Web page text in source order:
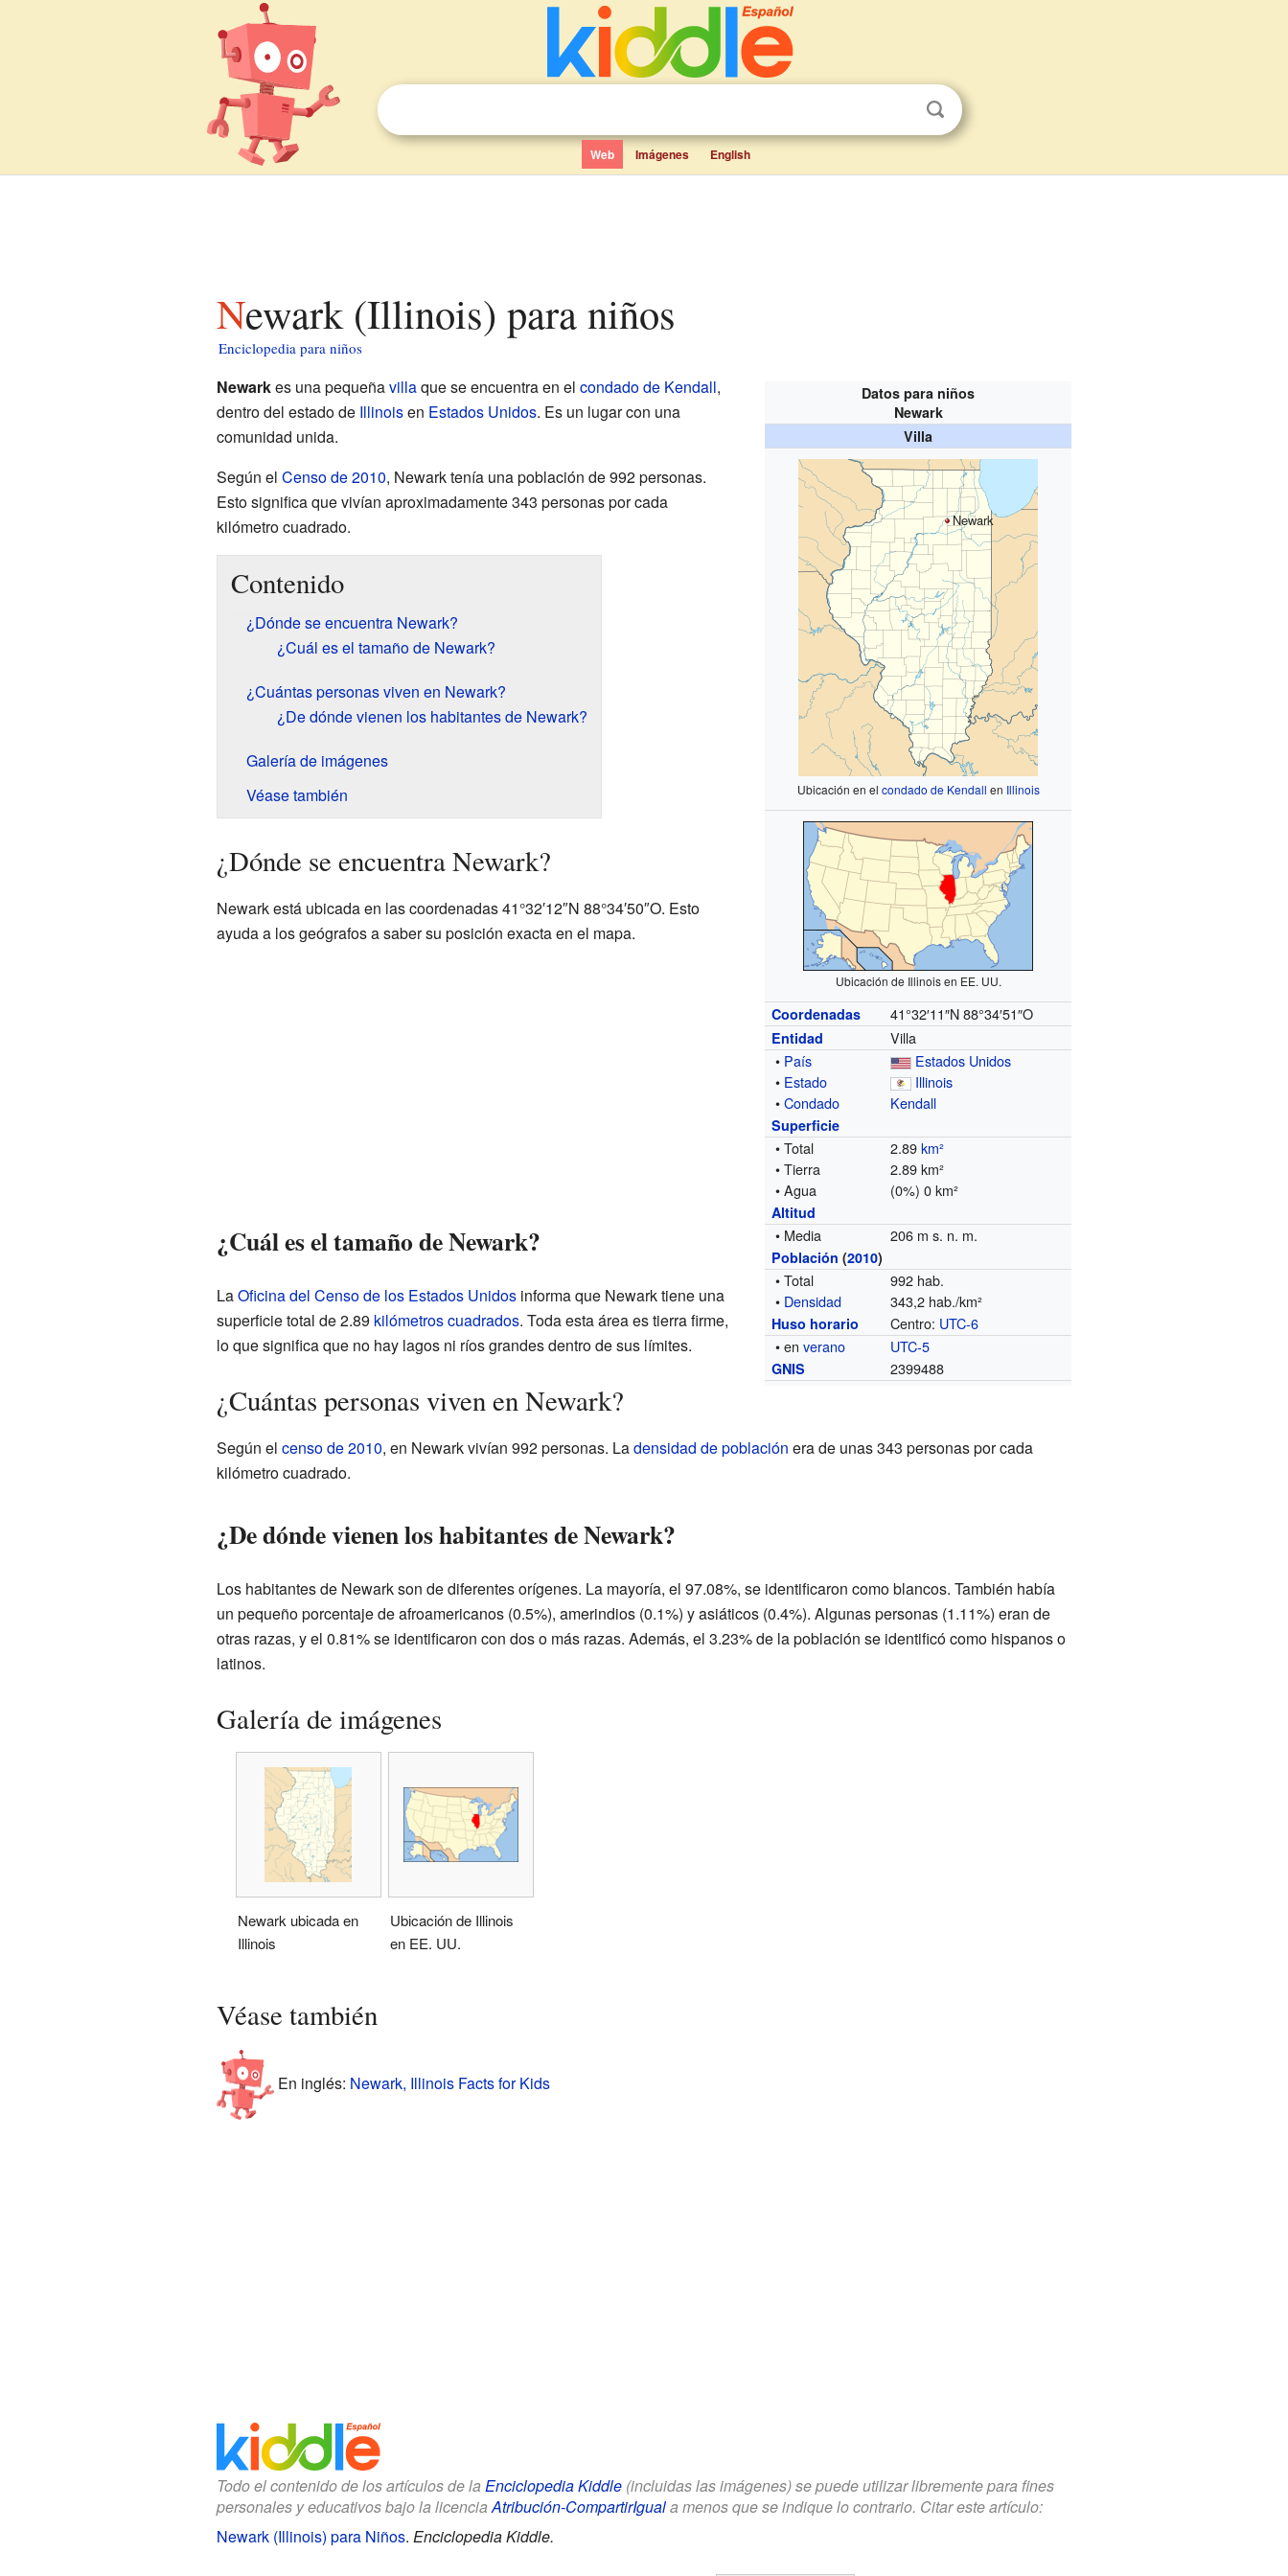
Web Imágenes English
Newark (Illinois) para niños
Enciclopedia para niños
Datos para niños
Newark
Villa
Newark
Ubicación en el condado de Kendall en Illinois
Ubicación de Illinois en EE. UU.
Coordenadas 41°32′11″N 88°34′51″O
Entidad
Villa
• País
Estados Unidos
• Estado
Illinois
•Condado Kendall
Superficie
• Total 2.89km²
• Tierra
2.89 km²
• Agua
(0%) 0 km²
Altitud
• Media 206 m s. n. m.
Población (2010)
• Total
992 hab.
• Densidad 343,2 hab./km²
Huso horario Centro: UTC-6
• enverano UTC-5
GNIS 2399488
Newarkes una pequeñavillaque se encuentra en el condado de Kendall,
dentro del estado de Illinoisen Estados Unidos. Es un lugar con una
comunidad unida.
Según el Censo de 2010, Newark tenía una población de 992 personas.
Esto significa que vivían aproximadamente 343 personas por cada
kilómetro cuadrado.
Contenido
¿Dónde se encuentra Newark?
¿Cuál es el tamaño de Newark?
¿Cuántas personas viven en Newark?
¿De dónde vienen los habitantes de Newark?
Galería de imágenes
Véase también
¿Dónde se encuentra Newark?
Newark está ubicada en las coordenadas 41°32′12″N 88°34′50″O. Esto
ayuda a los geógrafos a saber su posición exacta en el mapa.
¿Cuál es el tamaño de Newark?
LaOficina del Censo de los Estados Unidosinforma que Newark tiene una
superficie total de 2.89 kilómetros cuadrados. Toda esta área es tierra firme,
lo que significa que no hay lagos ni ríos grandes dentro de sus límites.
¿Cuántas personas viven en Newark?
Según el censo de 2010, en Newark vivían 992 personas. Ladensidad de población era de unas 343 personas por cada
kilómetro cuadrado.
¿De dónde vienen los habitantes de Newark?
Los habitantes de Newark son de diferentes orígenes. La mayoría, el 97.08%, se identificaron como blancos. También había
un pequeño porcentaje de afroamericanos (0.5%), amerindios (0.1%) y asiáticos (0.4%). Algunas personas (1.11%) eran de
otras razas, y el 0.81% se identificaron con dos o más razas. Además, el 3.23% de la población se identificó como hispanos o
latinos.
Galería de imágenes
Newark ubicada en
Illinois
Ubicación de Illinois
en EE. UU.
Véase también
En inglés: Newark, Illinois Facts for Kids
Todo el contenido de los artículos de la Enciclopedia Kiddle(incluidas las imágenes) se puede utilizar libremente para fines
personales y educativos bajo la licencia Atribución-CompartirIguala menos que se indique lo contrario. Citar este artículo:
Newark (Illinois) para Niños. Enciclopedia Kiddle.